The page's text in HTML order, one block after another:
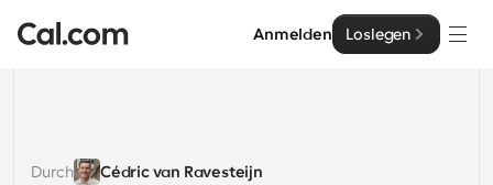
Anmelden Loslegen
Lösungen
Durch
Cédric van Ravesteijn